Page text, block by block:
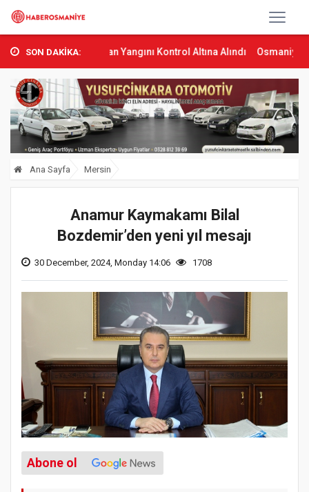
SON DAKİKA:
Orman Yangını Kontrol Altına Alındı Osmaniye’de Tren
Ana Sayfa Mersin
Anamur Kaymakamı Bilal
Bozdemir’den yeni yıl mesajı
30 December, 2024, Monday 14:06 1708
Abone ol